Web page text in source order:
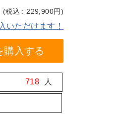
(税込 : 229,900円)
いただけます！
購入する
718 人